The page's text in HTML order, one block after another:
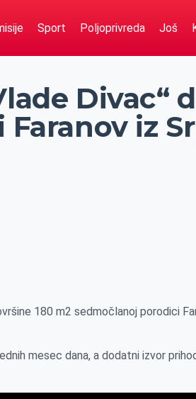
Sport Poljoprivreda Još
Divac“
iz
180 m2 sedmočlanoj porodici
mesec dana, a dodatni izvor